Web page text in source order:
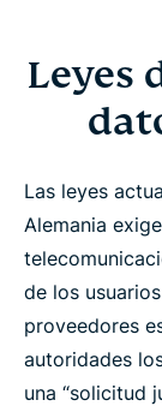
Leyes
Las leyes
Alemania
de los
proveedores
autoridades
una “solicitud